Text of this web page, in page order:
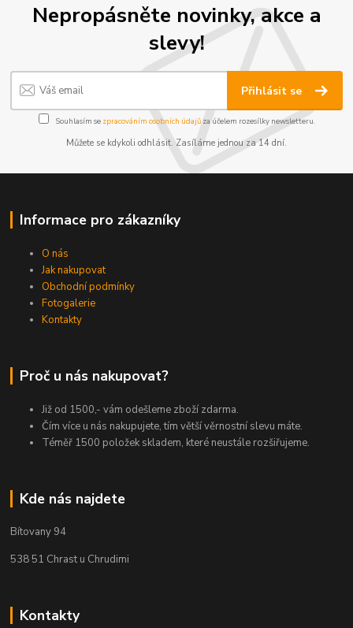
Nepropásněte novinky, akce a
slevy!
Přihlásit se
Souhlasím se zpracováním osobních údajůza účelem rozesílky newsletteru.
Můžete se kdykoli odhlásit. Zasíláme jednou za 14 dní.
Informace pro zákazníky
O nás
Jak nakupovat
Obchodní podmínky
Fotogalerie
Kontakty
Proč u nás nakupovat?
Již od 1500,- vám odešleme zboží zdarma.
Čím více u nás nakupujete, tím větší věrnostní slevu máte.
Téměř 1500 položek skladem, které neustále rozšiřujeme.
Kde nás najdete
Bítovany 94
538 51 Chrast u Chrudimi
Kontakty